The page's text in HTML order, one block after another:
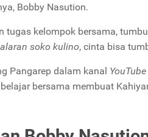
Bobby Nasution.
tugas kelompok bersama,
soko kulino, cinta bisa
Pangarep dalam kanal YouTube
bersama membuat